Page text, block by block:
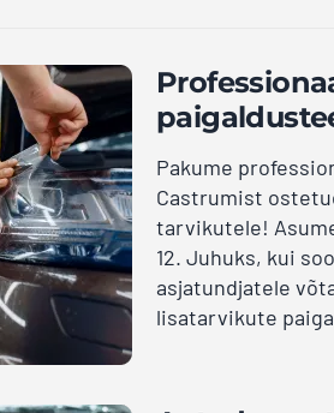
Pakume
Castrumist
tarvikutele!
12. Juhuks, kui
asjatundjatele
lisatarvikute